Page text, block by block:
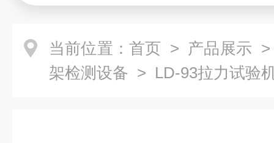
当前位置： 首页 > 产品展示
架检测设备 > LD-93拉力试验